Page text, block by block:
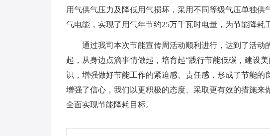
用气供气压力及降低用气损坏，采用不同等级气压单独供
气电能，实现了用气年节约25万千瓦时电量，为节能降耗
通过我司本次节能宣传周活动顺利进行，达到了活动
起，从身边点滴事情做起，培育起“践行节能低碳，建设
识，增强做好节能工作的紧迫感、责任感，形成了节能
增强了信心，我们以更积极的态度、采取更有效的措施
全面实现节能降耗目标。